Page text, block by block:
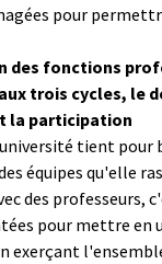
pour
des fonctions
trois cycles, le
la participation
tient pour
équipes qu'elle
des professeurs,
pour mettre en
exerçant